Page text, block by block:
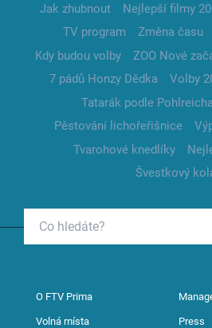
Jak zhubnout Nejlepší filmy
TV program
Změna času
Kdy budou volby
ZOO Nové
7 pádů Honzy Dědka
Volby
Tatarák podle
Pěstování lichořeřišnice
Tvarohové knedlíky
Švestkový
O FTV Prima
Volná místa Press